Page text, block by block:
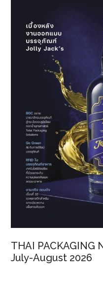
THAI PACKAGING
July-August 2026